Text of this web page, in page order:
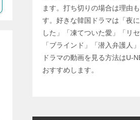
ます。打ち切りの場合は理由
す。好きな韓国ドラマは「夜
した」「凍てついた愛」「リセ
「ブラインド」「潜入弁護人
ドラマの動画を見る方法はU-
おすすめします。